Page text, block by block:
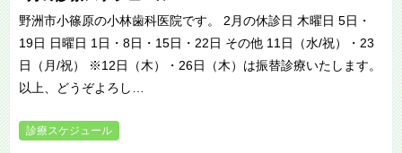
野洲市小篠原の小林歯科医院です。 2月の休診日 木曜日 5日・
19日 日曜日 1日・8日・15日・22日 その他 11日（水/祝）・23
日（月/祝） ※12日（木）・26日（木）は振替診療いたします。
以上、どうぞよろし…
診療スケジュール